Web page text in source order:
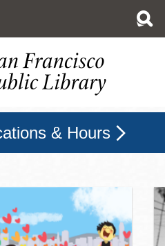
& Hours
書館主頁